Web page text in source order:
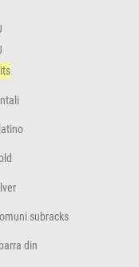
subracks
din